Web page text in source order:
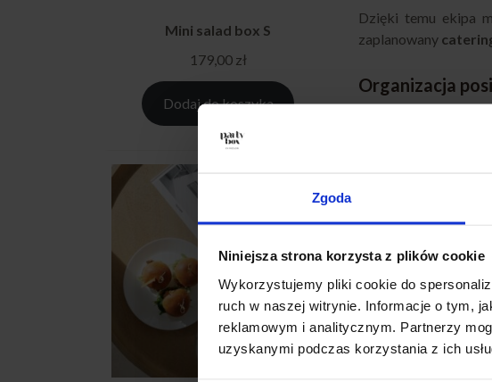
Zgoda
Niniejsza strona korzysta z plików cookie
Wykorzystujemy pliki cookie do
ruch w naszej witrynie. Informacje o tym,
reklamowym i analitycznym. Partnerzy
uzyskanymi podczas korzystania z ich
Mini salad box S
179,00 zł
Dodaj do koszyka
Dzięki temu ekipa
zaplanowany
Organizacja
lokalizacji planu.
Ponieważ plan
jak i w plenerze.
korekty
Pełne
Catering na plan
podwieczorek. Takie